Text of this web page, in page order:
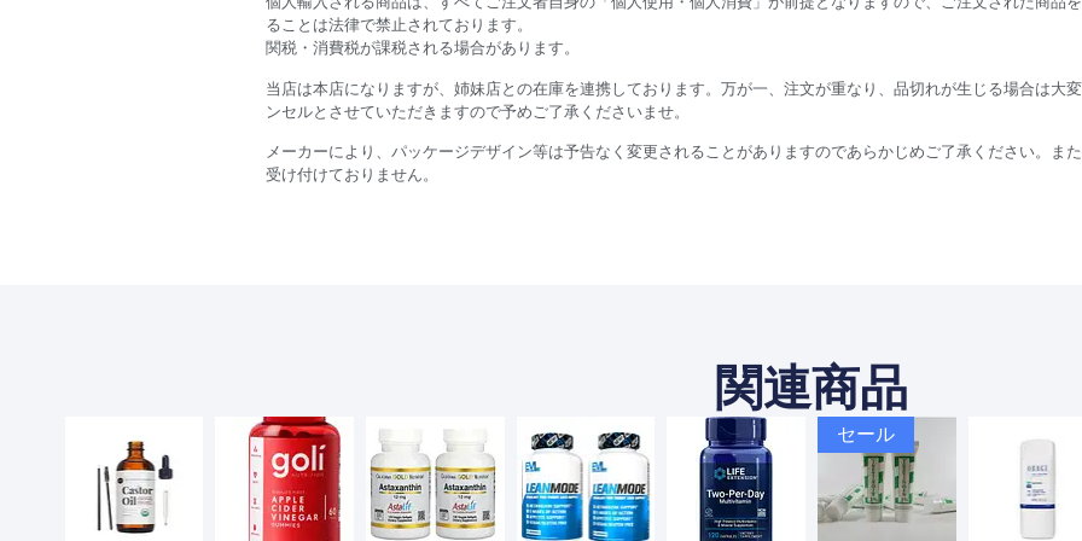
ることは法律で禁止されております。
関税・消費税が課税される場合があります。
当店は本店になりますが、姉妹店との在庫を連携しております。万が一、注文が重なり、品切れが生じる場合は大
ンセルとさせていただきますので予めご了承くださいませ。
メーカーにより、パッケージデザイン等は予告なく変更されることがありますのであらかじめご了承ください。ま
受け付けておりません。
関連商品
セール